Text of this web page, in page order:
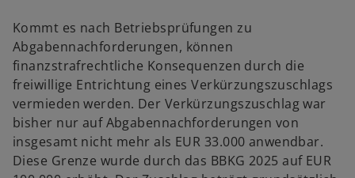
Kommt es nach Betriebsprüfungen zu
Abgabennachforderungen, können
finanzstrafrechtliche Konsequenzen durch die
freiwillige Entrichtung eines Verkürzungszuschlags
vermieden werden. Der Verkürzungszuschlag war
bisher nur auf Abgabennachforderungen von
insgesamt nicht mehr als EUR 33.000 anwendbar.
Diese Grenze wurde durch das BBKG 2025 auf EUR